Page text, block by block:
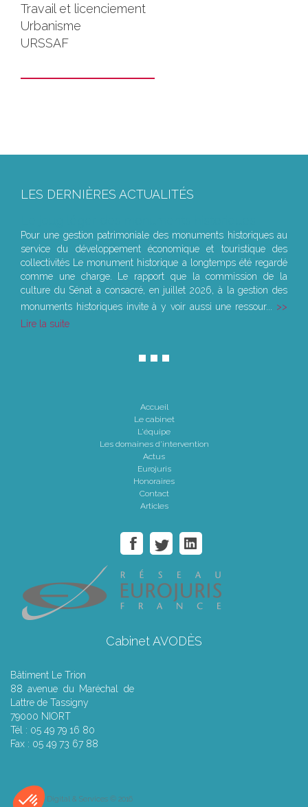
Travail et licenciement
Urbanisme
URSSAF
LES DERNIÈRES ACTUALITÉS
Pour une gestion patrimoniale des monuments historiques au
service du développement économique et touristique des
collectivités Le monument historique a longtemps été regardé
comme une charge. Le rapport que la commission de la
culture du Sénat a consacré, en juillet 2026, à la gestion des
monuments historiques invite à y voir aussi une ressour...
Lire la suite
Accueil
Le cabinet
L'équipe
Les domaines d'intervention
Actus
Eurojuris
Honoraires
Contact
Articles
Cabinet AVODÈS
Bâtiment Le Trion
88 avenue du Maréchal de
Lattre de Tassigny
79000 NIORT
Tél : 05 49 79 16 80
Fax : 05 49 73 67 88
Septeo Digital & Services © 2016